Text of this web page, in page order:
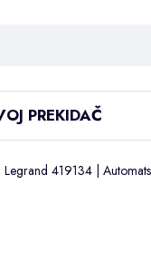
PREKIDAČ
Legrand 419134 |